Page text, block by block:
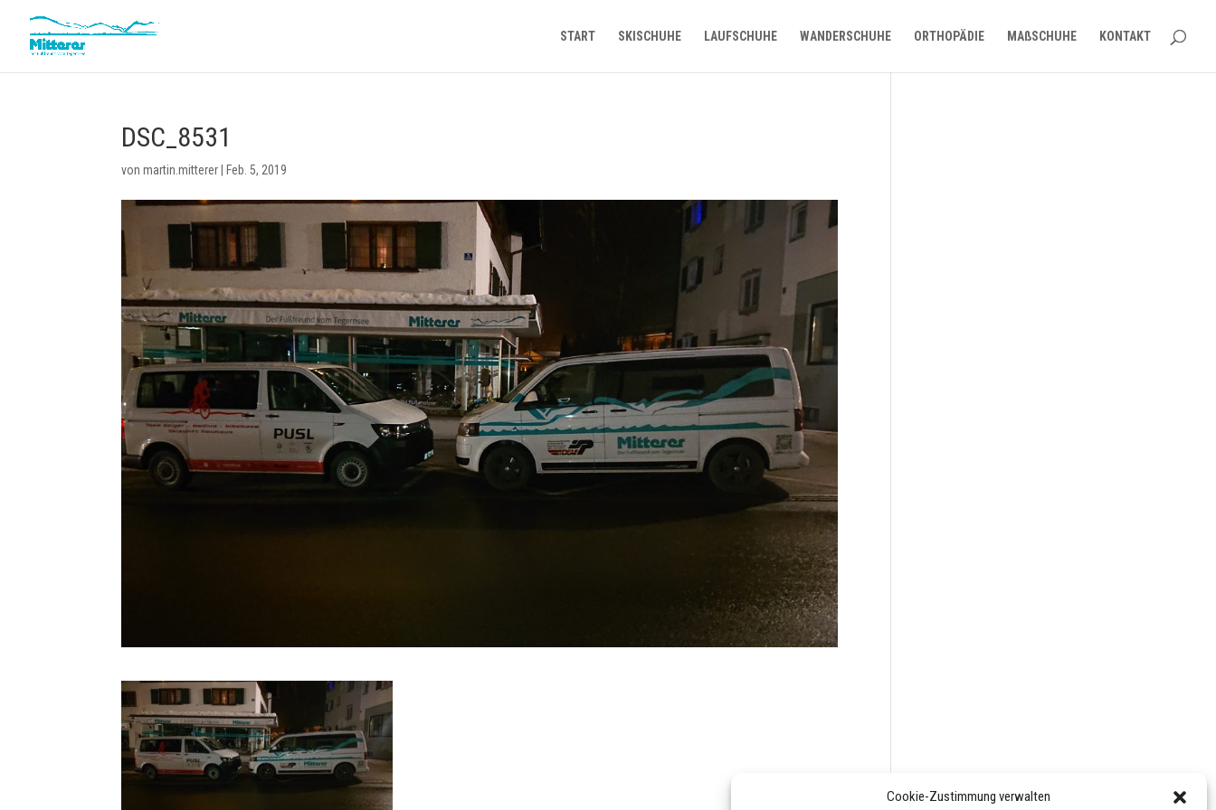
Cookie-Zustimmung verwalten
START SKISCHUHE LAUFSCHUHE WANDERSCHUHE ORTHOPÄDIE MAßSCHUHE KONTAKT
DSC_8531
vonmartin.mitterer Feb. 5, 2019